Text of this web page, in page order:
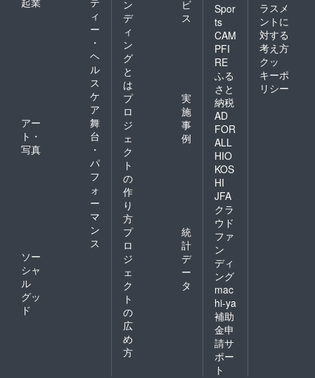
ィ
ー
・
ヘ
ル
ス
ケ
ア
アー
ト・
写真
舞
台
・
パ
フ
ォ
ー
マ
ン
ス
ソー
シャ
ル
グッ
ド
ン
デ
ィ
ン
グ
と
は
ビ
ス
プ
ロ
ジ
ェ
ク
ト
の
作
り
方
実
施
事
例
プ
ロ
ジ
ェ
ク
ト
の
広
め
方
統
計
デ
ー
タ
Spor
ts
CAM
PFI
RE
ふる
さと
納税
AD
FOR
ALL
HIO
KOS
HI
JFA
クラ
ウド
ファ
ン
ディ
ング
mac
hi-ya
補助
金申
請サ
ポー
ト
ラスメ
ントに
対する
考え方
クッ
キーポ
リシー